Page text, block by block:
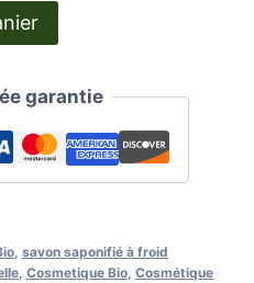
garantie
savon saponifié à froid
Cosmetique Bio Cosmétique